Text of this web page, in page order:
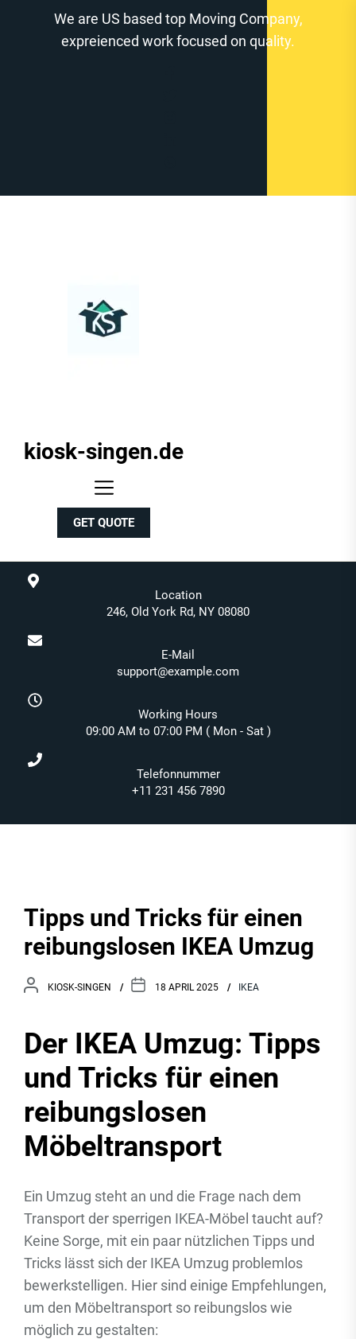
We are US based top Moving Company,
expreienced work focused on quality.
kiosk-
kiosk-singen.de
GET QUOTE
Location
246, Old York Rd, NY 08080
E-Mail
support@example.com
Working Hours
09:00 AM to 07:00 PM ( Mon - Sat )
Telefonnummer
+11 231 456 7890
Tipps und Tricks für einen
reibungslosen IKEA Umzug
KIOSK-SINGEN 18 APRIL 2025 IKEA
Der IKEA Umzug: Tipps
und Tricks für einen
reibungslosen
Möbeltransport
Ein Umzug steht an und die Frage nach dem
Transport der sperrigen IKEA-Möbel taucht auf?
Keine Sorge, mit ein paar nützlichen Tipps und
Tricks lässt sich der IKEA Umzug problemlos
bewerkstelligen. Hier sind einige Empfehlungen,
um den Möbeltransport so reibungslos wie
möglich zu gestalten: